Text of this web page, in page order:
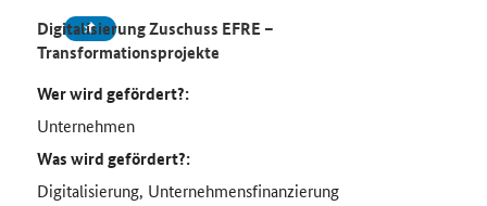
Digitalisierung Zuschuss EFRE –
Transformationsprojekte
Wer wird gefördert?:
Unternehmen
Was wird gefördert?:
Digitalisierung, Unternehmensfinanzierung